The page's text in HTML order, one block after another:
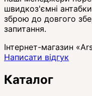
швидкоз'ємні
зброю до довгого
запитання.
Інтернет-магазин
Написати відгук
Каталог